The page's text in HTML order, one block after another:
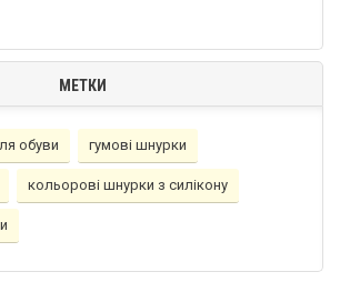
МЕТКИ
обуви гумовi шнурки
кольорові шнурки з силікону